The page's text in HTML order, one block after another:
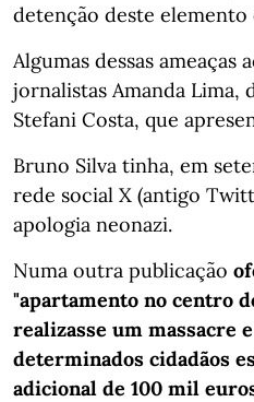
detenção deste
Algumas dessas
jornalistas Amanda Lima,
Stefani Costa, que
Bruno Silva tinha, em
rede social X (antigo
apologia neonazi.
Numa outra publicação
"apartamento no centro
realizasse um massacre
determinados cidadãos
adicional de 100 mil